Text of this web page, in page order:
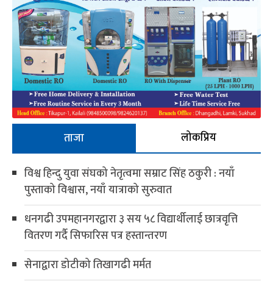
ताजा
लोकप्रिय
विश्व हिन्दु युवा संघको नेतृत्वमा सम्राट सिंह ठकुरी : नयाँ
पुस्ताको विश्वास, नयाँ यात्राको सुरुवात
धनगढी उपमहानगरद्वारा ३ सय ५८ विद्यार्थीलाई छात्रवृत्ति
वितरण गर्दै सिफारिस पत्र हस्तान्तरण
सेनाद्वारा डोटीको तिखागढी मर्मत